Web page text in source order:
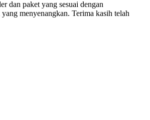
dan paket yang sesuai dengan
menyenangkan. Terima kasih telah